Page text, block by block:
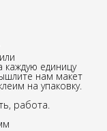
единицу
нам макет
на упаковку.
работа.